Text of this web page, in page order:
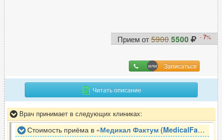
Прием от5900 5500 -7%
Записаться
Читать описание
Врач принимает в следующих клиниках:
Стоимость приёма в «Медикал Фактум (MedicalFactum) »